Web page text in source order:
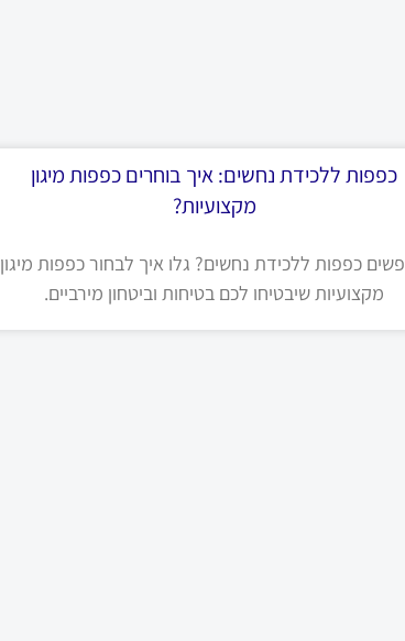
כפפות ללכידת נחשים: איך בוחרים כפפות מיגון
מקצועיות?
כפפות ללכידת נחשים? גלו איך לבחור כפפות מיגון
מקצועיות שיבטיחו לכם בטיחות וביטחון מירביים.